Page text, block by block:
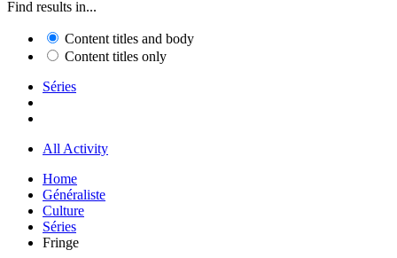
Find results in...
Content titles and body
Content titles only
Séries
All Activity
Home
Généraliste
Culture
Séries
Fringe